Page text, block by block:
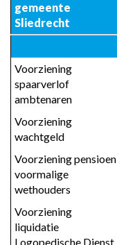
Voorzieningen
mutaties
gemeente
Sliedrecht
Voorziening
spaarverlof
ambtenaren
Voorziening
wachtgeld
Voorziening pensioen
voormalige
wethouders
Voorziening
liquidatie
Logopedische Dienst